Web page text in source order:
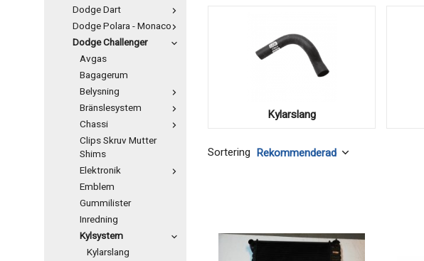
Dodge Dart
Dodge Polara - Monaco
Dodge Challenger
Avgas
Bagagerum
Belysning
Bränslesystem
Chassi
Clips Skruv Mutter
Shims
Elektronik
Emblem
Gummilister
Inredning
Kylsystem
Kylarslang
Kylarslang
Sortering